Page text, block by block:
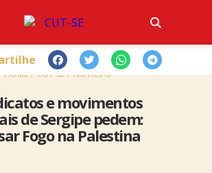
HOME CUT-SE NOTÍCIAS
e movimentos
de Sergipe pedem:
Fogo na Palestina